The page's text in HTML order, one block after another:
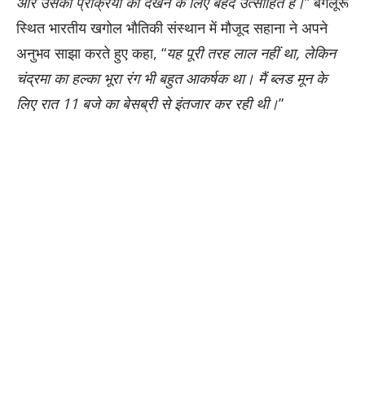
स्थित भारतीय खगोल भौतिकी संस्थान में मौजूद सहाना ने अपने
अनुभव साझा करते हुए कहा, “यह पूरी तरह लाल नहीं था, लेकिन
चंद्रमा का हल्का भूरा रंग भी बहुत आकर्षक था। मैं ब्लड मून के
लिए रात 11 बजे का बेसब्री से इंतजार कर रही थी।”